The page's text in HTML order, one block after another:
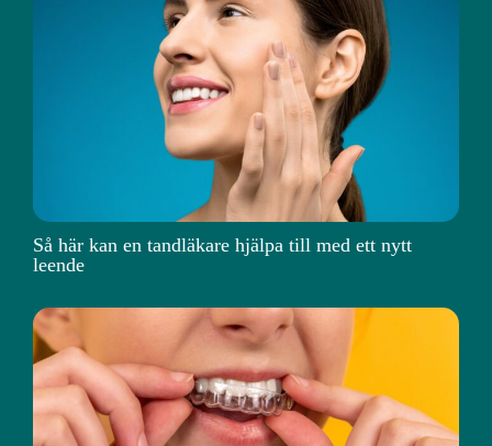
Så här kan en tandläkare hjälpa till med ett nytt
leende